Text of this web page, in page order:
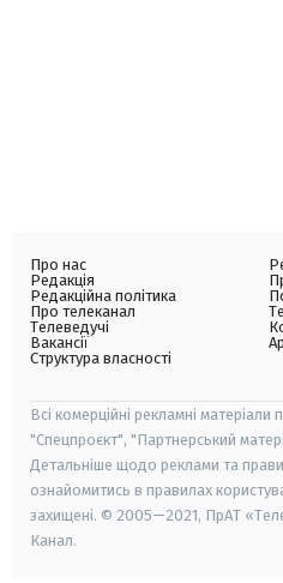
Про нас
Редакція
Редакційна політика
Про телеканал
Телеведучі
Вакансії
Структура власності
Всі комерційні рекламні матеріали
"Спецпроєкт", "Партнерський
Детальніше щодо реклами та
ознайомитись в правилах
захищені. © 2005—2021, ПрАТ
Канал.